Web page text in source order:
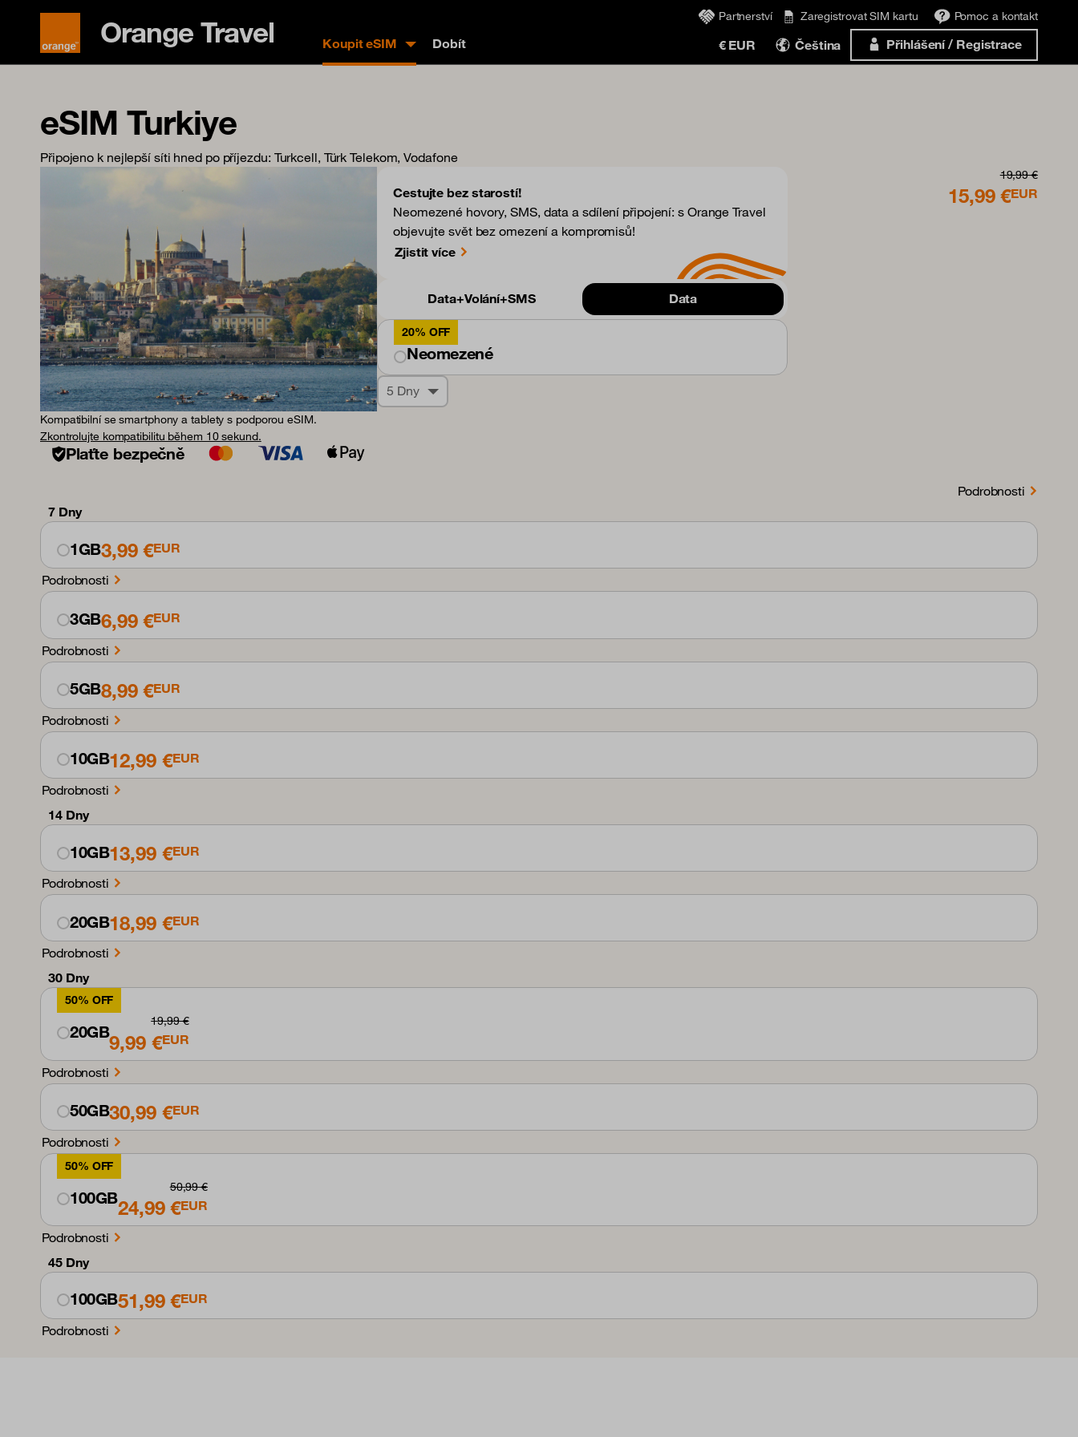
Orange Travel Koupit eSIM Dobít
Partnerství Zaregistrovat SIM kartu Pomoc a kontakt
€ EUR Čeština Přihlášení / Registrace
eSIM Turkiye
Připojeno k nejlepší síti hned po příjezdu: Turkcell, Türk Telekom, Vodafone
Kompatibilní se smartphony a tablety s podporou eSIM.
Zkontrolujte kompatibilitu během 10 sekund.
Plaťte bezpečně
Cestujte bez starostí!
Neomezené hovory, SMS, data a sdílení připojení: s Orange Travel
objevujte svět bez omezení a kompromisů!
Zjistit více
Data+Volání+SMS Data
20% OFF
Neomezené
5 Dny
19,99 €
15,99 €EUR
Podrobnosti
7 Dny
1GB3,99 €EUR
Podrobnosti
3GB6,99 €EUR
Podrobnosti
5GB8,99 €EUR
Podrobnosti
10GB12,99 €EUR
Podrobnosti
14 Dny
10GB13,99 €EUR
Podrobnosti
20GB18,99 €EUR
Podrobnosti
30 Dny
50% OFF
20GB
19,99 €
9,99 €EUR
Podrobnosti
50GB30,99 €EUR
Podrobnosti
50% OFF
100GB
50,99 €
24,99 €EUR
Podrobnosti
45 Dny
100GB51,99 €EUR
Podrobnosti